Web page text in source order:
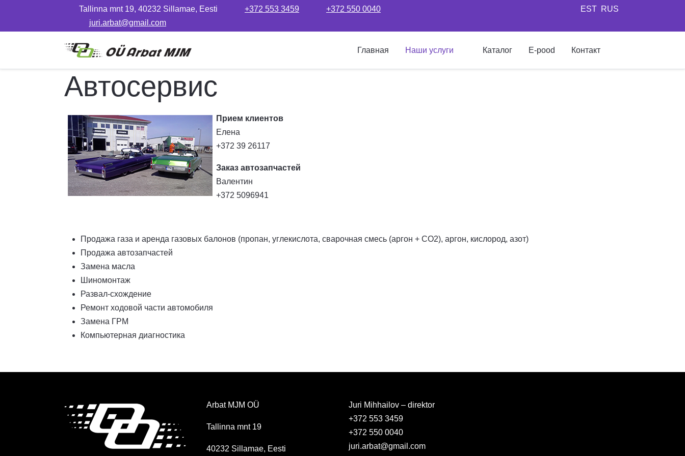
Tallinna mnt 19, 40232 Sillamae, Eesti +372 553 3459
+372 550 0040
juri.arbat@gmail.com
EST RUS
Главная Наши услуги Каталог E-pood Контакт
Автосервис
Прием клиентов
Елена
+372 39 26117
Заказ автозапчастей
Валентин
+372 5096941
Продажа газа и аренда газовых балонов (пропан, углекислота, сварочная смесь (аргон + СО2), аргон, кислород, азот)
Продажа автозапчастей
Замена масла
Шиномонтаж
Развал-схождение
Ремонт ходовой части автомобиля
Замена ГРМ
Компьютерная диагностика
Arbat MJM OÜ
Tallinna mnt 19
40232 Sillamae, Eesti
Juri Mihhailov – direktor
+372 553 3459
+372 550 0040
juri.arbat@gmail.com